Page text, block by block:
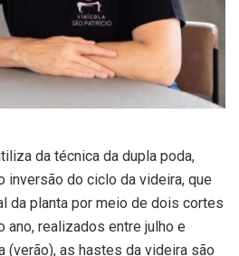
da técnica da dupla poda,
inversão do ciclo da videira, que
da planta por meio de dois cortes
realizados entre julho e
(verão), as hastes da videira são